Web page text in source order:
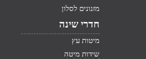
מזנונים לסלון
חדרי שינה
מיטות עץ
שידות מיטה